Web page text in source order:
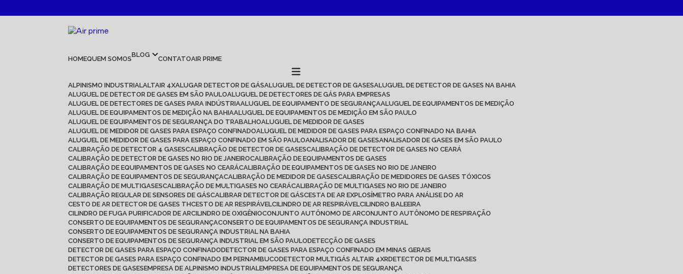
HOME QUEM SOMOS BLOG CONTATO AIR PRIME
ALPINISMO INDUSTRIAL ALTAIR 4X ALUGAR DETECTOR DE GÁS ALUGUEL DE DETECTOR DE GASES ALUGUEL DE DETECTOR DE GASES NA BAHIA
ALUGUEL DE DETECTOR DE GASES EM SÃO PAULO ALUGUEL DE DETECTORES DE GÁS PARA EMPRESAS
ALUGUEL DE DETECTORES DE GASES PARA INDÚSTRIA ALUGUEL DE EQUIPAMENTO DE SEGURANÇA ALUGUEL DE EQUIPAMENTOS DE MEDIÇÃO
ALUGUEL DE EQUIPAMENTOS DE MEDIÇÃO NA BAHIA ALUGUEL DE EQUIPAMENTOS DE MEDIÇÃO EM SÃO PAULO
ALUGUEL DE EQUIPAMENTOS DE SEGURANÇA DO TRABALHO ALUGUEL DE MEDIDOR DE GASES
ALUGUEL DE MEDIDOR DE GASES PARA ESPAÇO CONFINADO ALUGUEL DE MEDIDOR DE GASES PARA ESPAÇO CONFINADO NA BAHIA
ALUGUEL DE MEDIDOR DE GASES PARA ESPAÇO CONFINADO EM SÃO PAULO ANALISADOR DE GASES ANALISADOR DE GASES EM SÃO PAULO
CALIBRAÇÃO DE DETECTOR 4 GASES CALIBRAÇÃO DE DETECTOR DE GASES CALIBRAÇÃO DE DETECTOR DE GASES NO CEARÁ
CALIBRAÇÃO DE DETECTOR DE GASES NO RIO DE JANEIRO CALIBRAÇÃO DE EQUIPAMENTOS DE GASES
CALIBRAÇÃO DE EQUIPAMENTOS DE GASES NO CEARÁ CALIBRAÇÃO DE EQUIPAMENTOS DE GASES NO RIO DE JANEIRO
CALIBRAÇÃO DE EQUIPAMENTOS DE SEGURANÇA CALIBRAÇÃO DE MEDIDOR DE GASES CALIBRAÇÃO DE MEDIDORES DE GASES TÓXICOS
CALIBRAÇÃO DE MULTIGASES CALIBRAÇÃO DE MULTIGASES NO CEARÁ CALIBRAÇÃO DE MULTIGASES NO RIO DE JANEIRO
CALIBRAÇÃO REGULAR DE SENSORES DE GÁS CALIBRAR DETECTOR DE GÁS CESTA DE AR EXPLOSÍMETRO PARA ANÁLISE DO AR
CESTO DE AR DETECTOR DE GASES TH CESTO DE AR RESPIRÁVEL CILINDRO DE AR RESPIRÁVEL CILINDRO BALEEIRA
CILINDRO DE FUGA PURIFICADOR DE AR CILINDRO DE OXIGÊNIO CONJUNTO AUTÔNOMO DE AR CONJUNTO AUTÔNOMO DE RESPIRAÇÃO
CONSERTO DE EQUIPAMENTOS DE SEGURANÇA CONSERTO DE EQUIPAMENTOS DE SEGURANÇA INDUSTRIAL
CONSERTO DE EQUIPAMENTOS DE SEGURANÇA INDUSTRIAL NA BAHIA
CONSERTO DE EQUIPAMENTOS DE SEGURANÇA INDUSTRIAL EM SÃO PAULO DETECÇÃO DE GASES
DETECTOR DE GASES PARA ESPAÇO CONFINADO DETECTOR DE GASES PARA ESPAÇO CONFINADO EM MINAS GERAIS
DETECTOR DE GASES PARA ESPAÇO CONFINADO EM PERNAMBUCO DETECTOR MULTIGÁS ALTAIR 4XR DETECTOR DE MULTIGASES
DETECTORES DE GASES EMPRESA DE ALPINISMO INDUSTRIAL EMPRESA DE EQUIPAMENTOS DE SEGURANÇA